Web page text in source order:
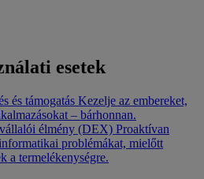
esetek
és támogatás Kezelje az embereket,
– bárhonnan.
élmény (DEX) Proaktívan
problémákat, mielőtt
a termelékenységre.